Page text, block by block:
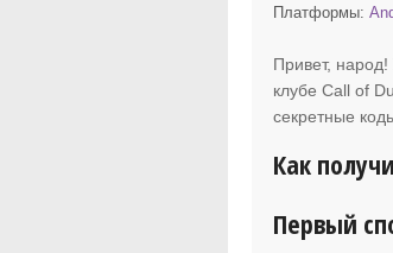
Платформы:
Привет,
клубе Call of
секретные
Как
Первый